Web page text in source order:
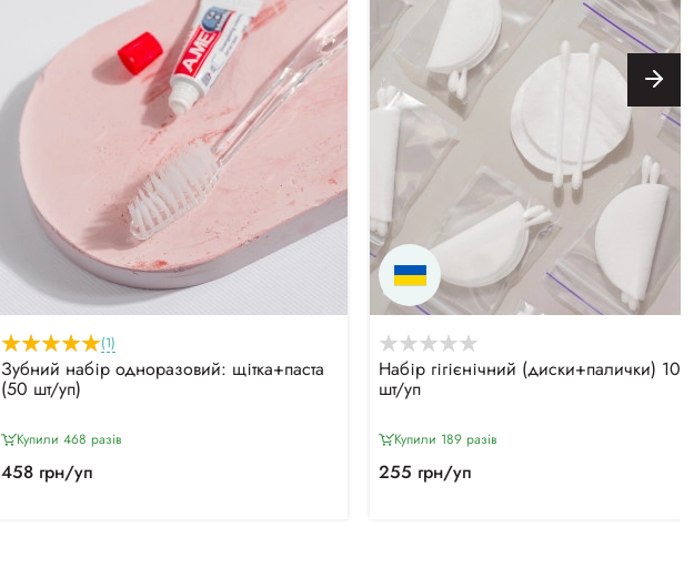
(1)
Зубний набір одноразовий: щітка+паста
(50 шт/уп)
Купили 468 разiв
458 грн/уп
Набір гігієнічний (диски+палички) 100
шт/уп
Купили 189 разiв
255 грн/уп